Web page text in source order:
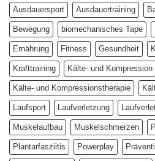
der
Ausdauersport Ausdauertraining
Bewegung biomechanisches Tape
Ernährung Fitness Gesundheit
Krafttraining Kälte- und Kompression
Kälte- und Kompressionstherapie
Laufsport Laufverletzung
Muskelaufbau Muskelschmerzen
Plantarfasziitis Powerplay